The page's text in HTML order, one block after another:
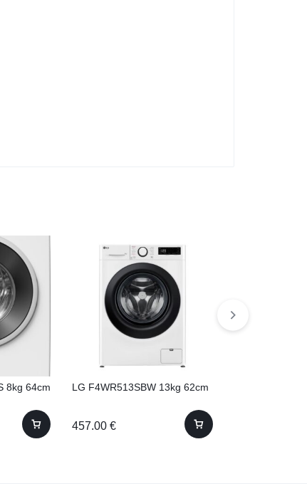
8kg 64cm LG F4WR513SBW 13kg 62cm
457.00 €